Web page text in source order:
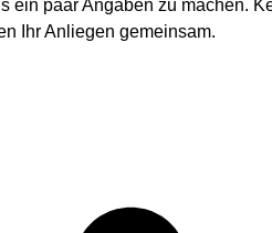
ein paar Angaben zu machen.
Ihr Anliegen gemeinsam.